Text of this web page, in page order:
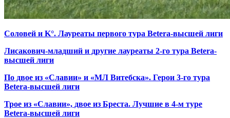
Соловей и K°. Лауреаты первого тура Betera-высшей лиги
Лисакович-младший и другие лауреаты 2-го тура Betera-
высшей лиги
По двое из «Славии» и «МЛ Витебска». Герои 3-го тура
Betera-высшей лиги
Трое из «Славии», двое из Бреста. Лучшие в 4-м туре
Betera-высшей лиги